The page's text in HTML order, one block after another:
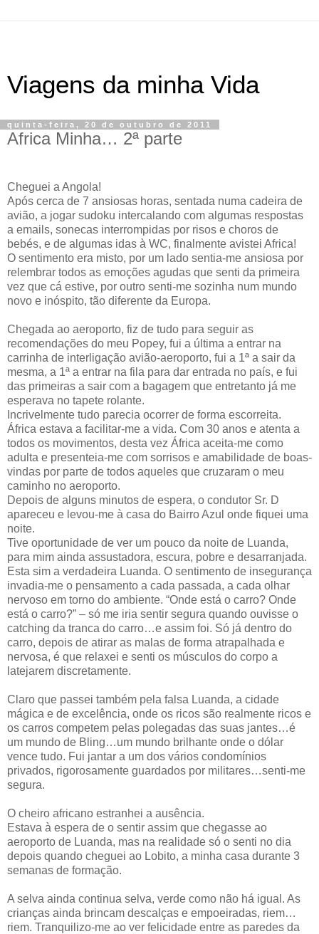
Viagens da minha Vida
quinta-feira, 20 de outubro de 2011
Africa Minha… 2ª parte
Cheguei a Angola!
Após cerca de 7 ansiosas horas, sentada numa cadeira de
avião, a jogar sudoku intercalando com algumas respostas
a emails, sonecas interrompidas por risos e choros de
bebés, e de algumas idas à WC, finalmente avistei Africa!
O sentimento era misto, por um lado sentia-me ansiosa por
relembrar todos as emoções agudas que senti da primeira
vez que cá estive, por outro senti-me sozinha num mundo
novo e inóspito, tão diferente da Europa.
Chegada ao aeroporto, fiz de tudo para seguir as
recomendações do meu Popey, fui a última a entrar na
carrinha de interligação avião-aeroporto, fui a 1ª a sair da
mesma, a 1ª a entrar na fila para dar entrada no país, e fui
das primeiras a sair com a bagagem que entretanto já me
esperava no tapete rolante.
Incrivelmente tudo parecia ocorrer de forma escorreita.
África estava a facilitar-me a vida. Com 30 anos e atenta a
todos os movimentos, desta vez África aceita-me como
adulta e presenteia-me com sorrisos e amabilidade de boas-
vindas por parte de todos aqueles que cruzaram o meu
caminho no aeroporto.
Depois de alguns minutos de espera, o condutor Sr. D
apareceu e levou-me à casa do Bairro Azul onde fiquei uma
noite.
Tive oportunidade de ver um pouco da noite de Luanda,
para mim ainda assustadora, escura, pobre e desarranjada.
Esta sim a verdadeira Luanda. O sentimento de insegurança
invadia-me o pensamento a cada passada, a cada olhar
nervoso em torno do ambiente. “Onde está o carro? Onde
está o carro?” – só me iria sentir segura quando ouvisse o
catching da tranca do carro…e assim foi. Só já dentro do
carro, depois de atirar as malas de forma atrapalhada e
nervosa, é que relaxei e senti os músculos do corpo a
latejarem discretamente.
Claro que passei também pela falsa Luanda, a cidade
mágica e de excelência, onde os ricos são realmente ricos e
os carros competem pelas polegadas das suas jantes…é
um mundo de Bling…um mundo brilhante onde o dólar
vence tudo. Fui jantar a um dos vários condomínios
privados, rigorosamente guardados por militares…senti-me
segura.
O cheiro africano estranhei a ausência.
Estava à espera de o sentir assim que chegasse ao
aeroporto de Luanda, mas na realidade só o senti no dia
depois quando cheguei ao Lobito, a minha casa durante 3
semanas de formação.
A selva ainda continua selva, verde como não há igual. As
crianças ainda brincam descalças e empoeiradas, riem…
riem. Tranquilizo-me ao ver felicidade entre as paredes da